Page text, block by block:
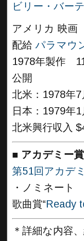
ビリー・バー
アメリカ 映画
配給 パラマウ
1978年製作
公開
北米：1978年7
日本：1979年1
北米興行収入
■ アカデミー
第51回アカデ
・ノミネート
歌曲賞“Ready
＊詳細な内容